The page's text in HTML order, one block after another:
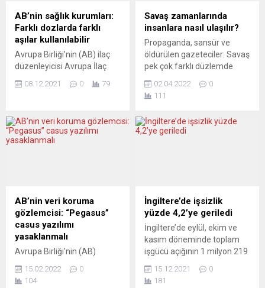
AB’nin sağlık kurumları:
Farklı dozlarda farklı
aşılar kullanılabilir
Avrupa Birliği’nin (AB) ilaç
düzenleyicisi Avrupa İlaç
Hastalık Önleme ve Kontrol
karşı yapılan aşılamalar
sırasında ilk ve ikinci
bildirdi. EMA ve ECDC’nin
ortak açıklamasında, Avrupa
genelinde artan Kovid-19
vakalarına...
08.12.2021 0 79
Savaş zamanlarında
insanlara nasıl ulaşılır?
Propaganda, sansür ve
öldürülen gazeteciler: Savaş
pek çok farklı düzlemde
dahil. Savaşla başlayan,
bugünü ve geçmişi
tartışmalar, Avrupa basınına
da yansıyor. ELDIARIO.ES
“Ukrayna’daki savaş bize,
neredeyse her yurttaşın
kamusal bilgi ağları...
02.04.2022
0
111
AB’nin veri koruma
gözlemcisi: “Pegasus”
casus yazılımı
yasaklanmalı
Avrupa Birliği’nin (AB)
Denetçisi (EDPS), İsrail
15.02.2022
0
104
İngiltere’de işsizlik
yüzde 4,2’ye geriledi
İngiltere’de eylül, ekim ve
kasım döneminde toplam
işgücü açığının 1 milyon 219
İngiliz Ulusal İstatistik
15.12.2021
0
181